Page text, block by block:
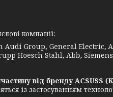
компанії:
Audi Group, General Electric,
Hoesch Stahl, Abb,
від бренду ACSUSS
із застосуванням